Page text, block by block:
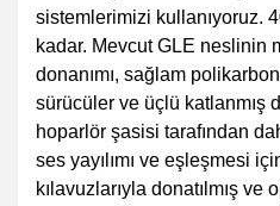
sistemlerimizi kullanıyoruz.
kadar. Mevcut GLE neslinin
donanımı, sağlam
sürücüler ve üçlü katlanmış
hoparlör şasisi tarafından
ses yayılımı ve eşleşmesi
kılavuzlarıyla donatılmış